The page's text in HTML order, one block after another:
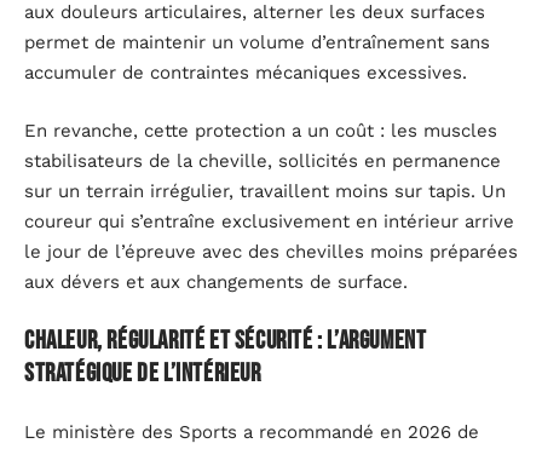
aux douleurs articulaires, alterner les deux surfaces
permet de maintenir un volume d’entraînement sans
accumuler de contraintes mécaniques excessives.
En revanche, cette protection a un coût : les muscles
stabilisateurs de la cheville, sollicités en permanence
sur un terrain irrégulier, travaillent moins sur tapis. Un
coureur qui s’entraîne exclusivement en intérieur arrive
le jour de l’épreuve avec des chevilles moins préparées
aux dévers et aux changements de surface.
Chaleur, régularité et sécurité : l’argument
stratégique de l’intérieur
Le ministère des Sports a recommandé en 2026 de